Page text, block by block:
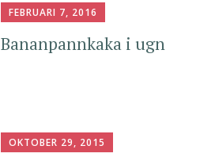
FEBRUARI 7, 2016
Bananpannkaka i ugn
OKTOBER 29, 2015